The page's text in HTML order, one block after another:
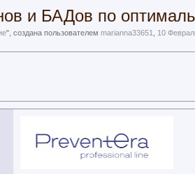
и БАДов по
", создана пользователемmarianna33651 10